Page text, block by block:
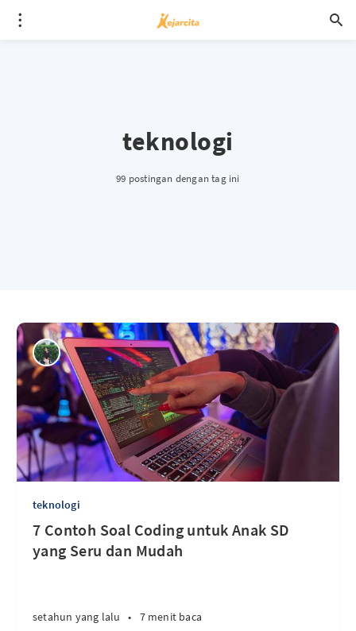
teknologi
99 postingan dengan tag ini
teknologi
7 Contoh Soal Coding untuk Anak SD
yang Seru dan Mudah
setahun yang lalu • 7 menit baca